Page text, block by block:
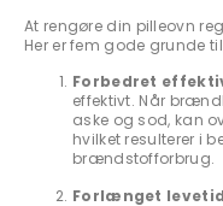
At rengøre din pilleovn
Her er fem gode grunde
Forbedret
effektivt. Når
aske og sod, kan
hvilket resulterer i
brændstofforbrug.
Forlænget